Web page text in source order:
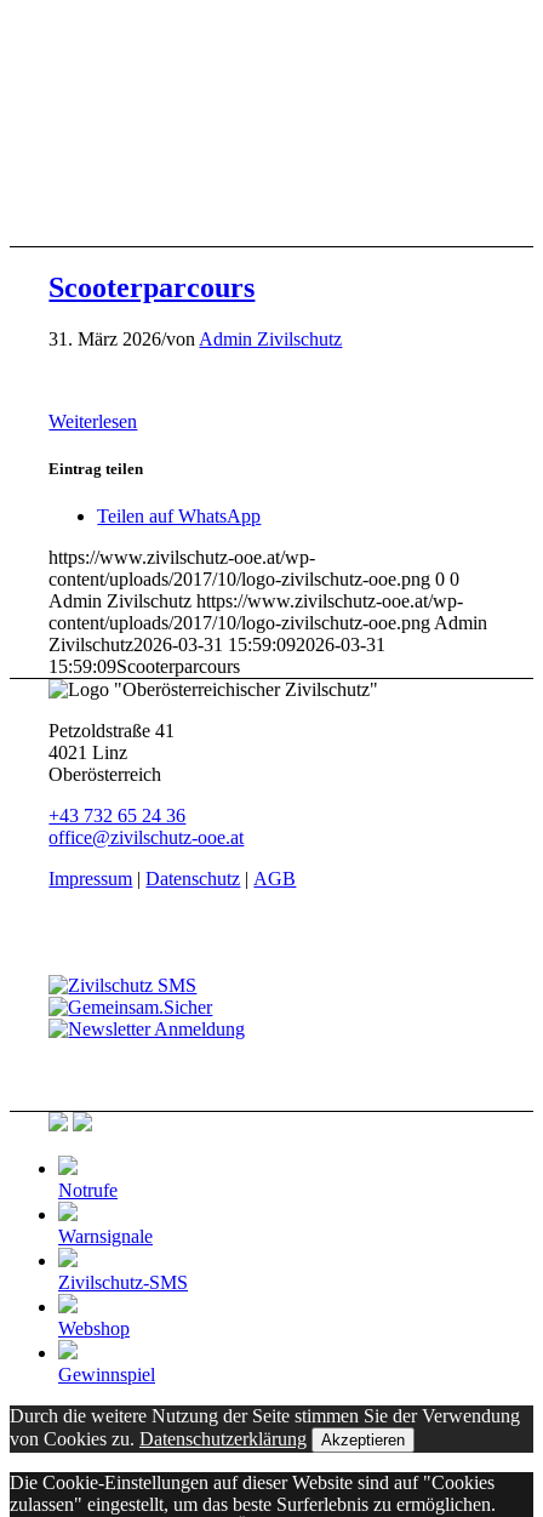
Scooterparcours
31. März 2026/von Admin Zivilschutz
Weiterlesen
Eintrag teilen
Teilen auf WhatsApp
https://www.zivilschutz-ooe.at/wp-
content/uploads/2017/10/logo-zivilschutz-ooe.png 0 0
Admin Zivilschutz https://www.zivilschutz-ooe.at/wp-
content/uploads/2017/10/logo-zivilschutz-ooe.png Admin
Zivilschutz2026-03-31 15:59:092026-03-31
15:59:09Scooterparcours
Petzoldstraße 41
4021 Linz
Oberösterreich
+43 732 65 24 36
office@zivilschutz-ooe.at
Impressum |Datenschutz | AGB
Notrufe
Warnsignale
Zivilschutz-SMS
Webshop
Gewinnspiel
Durch die weitere Nutzung der Seite stimmen Sie der Verwendung
von Cookies zu. Datenschutzerklärung Akzeptieren
Die Cookie-Einstellungen auf dieser Website sind auf "Cookies
zulassen" eingestellt, um das beste Surferlebnis zu ermöglichen.